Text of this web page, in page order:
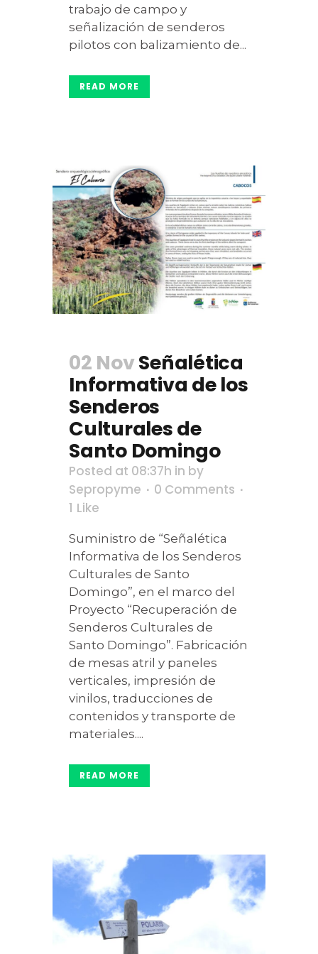
trabajo de campo y
señalización de senderos
pilotos con balizamiento de...
READ MORE
02 NovSeñalética
Informativa de los
Senderos
Culturales de
Santo Domingo
Posted at 08:37h in by
Sepropyme
0 Comments
1 Like
Suministro de “Señalética
Informativa de los Senderos
Culturales de Santo
Domingo”, en el marco del
Proyecto “Recuperación de
Senderos Culturales de
Santo Domingo”. Fabricación
de mesas atril y paneles
verticales, impresión de
vinilos, traducciones de
contenidos y transporte de
materiales....
READ MORE